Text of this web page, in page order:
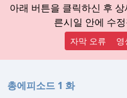
아래 버튼을 클릭하신 후
른시일 안에 수
자막 오류 영
총에피소드 1 화